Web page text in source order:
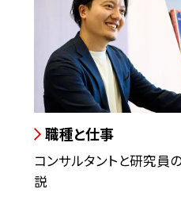
職種と仕事
コンサルタントと研究員
説